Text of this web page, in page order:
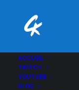
ACCUEIL
TWITCH
YOUTUBE
BLOG